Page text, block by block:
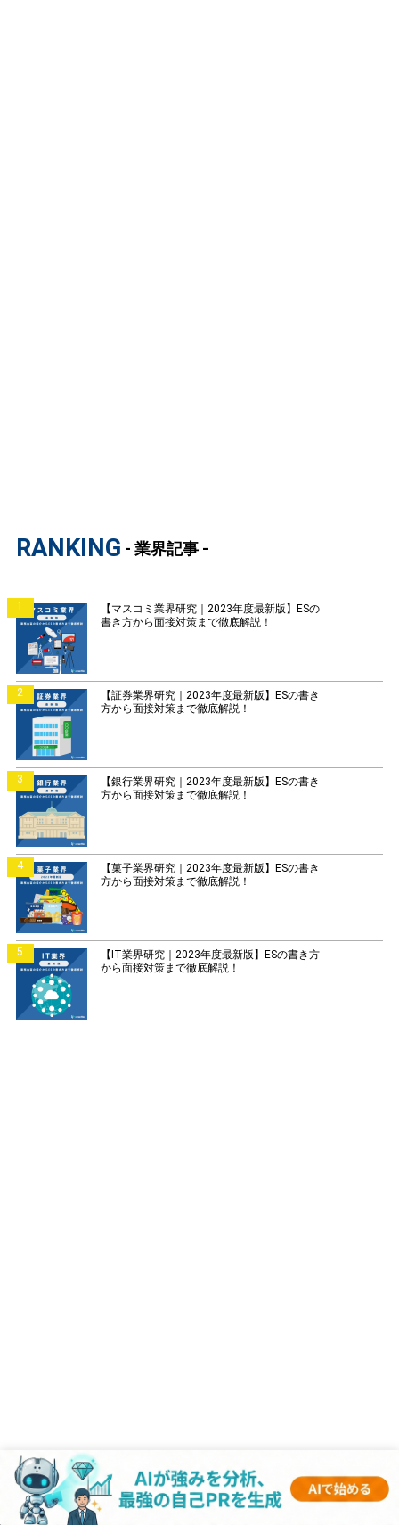
RANKING - 業界記事 -
1
【マスコミ業界研究｜2023年度最新版】ESの
書き方から面接対策まで徹底解説！
2
【証券業界研究｜2023年度最新版】ESの書き
方から面接対策まで徹底解説！
3
【銀行業界研究｜2023年度最新版】ESの書き
方から面接対策まで徹底解説！
4
【菓子業界研究｜2023年度最新版】ESの書き
方から面接対策まで徹底解説！
5
【IT業界研究｜2023年度最新版】ESの書き方
から面接対策まで徹底解説！